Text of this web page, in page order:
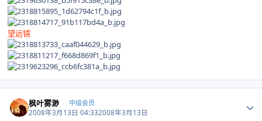
望远镜
枫叶雾渺 中级会员
2008年3月13日 04:332008年3月13日